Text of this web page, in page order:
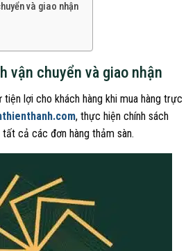
và giao nhận
vận chuyển và giao nhận
lợi cho khách hàng khi mua hàng trực
, thực hiện chính sách
cả các đơn hàng thảm sàn.